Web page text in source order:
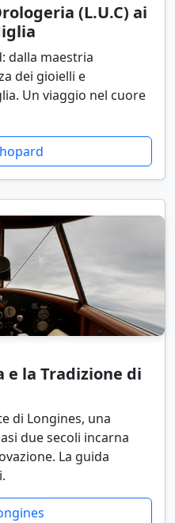
(L.U.C) ai
dalla maestria
dei gioielli e
Un viaggio nel cuore
e la Tradizione di
di Longines, una
due secoli incarna
La guida